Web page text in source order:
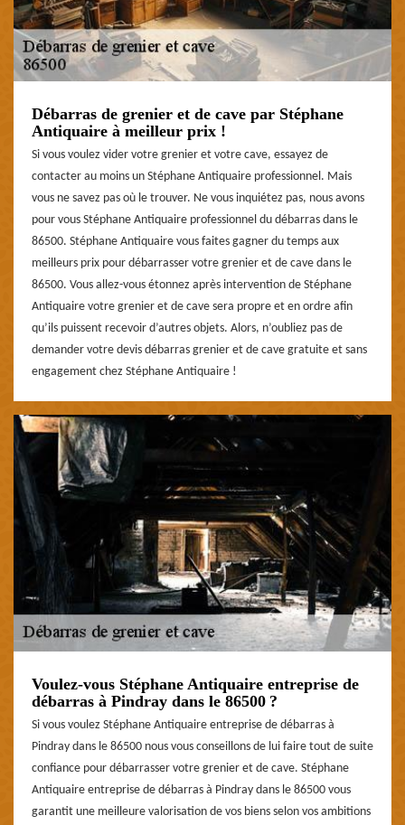
Débarras de grenier et de cave par Stéphane
Antiquaire à meilleur prix !
Si vous voulez vider votre grenier et votre cave, essayez de
contacter au moins un Stéphane Antiquaire professionnel. Mais
vous ne savez pas où le trouver. Ne vous inquiétez pas, nous avons
pour vous Stéphane Antiquaire professionnel du débarras dans le
86500. Stéphane Antiquaire vous faites gagner du temps aux
meilleurs prix pour débarrasser votre grenier et de cave dans le
86500. Vous allez-vous étonnez après intervention de Stéphane
Antiquaire votre grenier et de cave sera propre et en ordre afin
qu’ils puissent recevoir d’autres objets. Alors, n’oubliez pas de
demander votre devis débarras grenier et de cave gratuite et sans
engagement chez Stéphane Antiquaire !
Voulez-vous Stéphane Antiquaire entreprise de
débarras à Pindray dans le 86500 ?
Si vous voulez Stéphane Antiquaire entreprise de débarras à
Pindray dans le 86500 nous vous conseillons de lui faire tout de suite
confiance pour débarrasser votre grenier et de cave. Stéphane
Antiquaire entreprise de débarras à Pindray dans le 86500 vous
garantit une meilleure valorisation de vos biens selon vos ambitions